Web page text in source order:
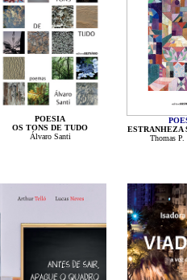
POESIA
OS TONS DE TUDO
Álvaro Santi
ESTRANHEZA
Thomas P.